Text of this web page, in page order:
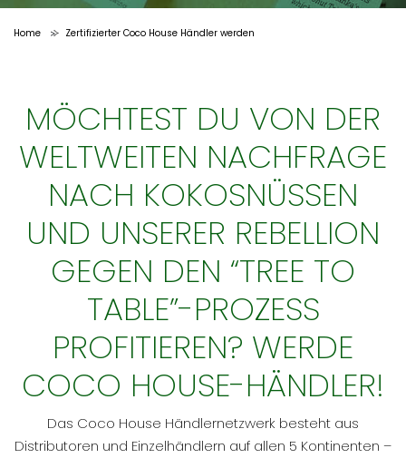
Home > Zertifizierter Coco House Händler werden
MÖCHTEST DU VON DER
WELTWEITEN NACHFRAGE
NACH KOKOSNÜSSEN
UND UNSERER REBELLION
GEGEN DEN “TREE TO
TABLE”-PROZESS
PROFITIEREN? WERDE
COCO HOUSE-HÄNDLER!
Das Coco House Händlernetzwerk besteht aus
Distributoren und Einzelhändlern auf allen 5 Kontinenten –